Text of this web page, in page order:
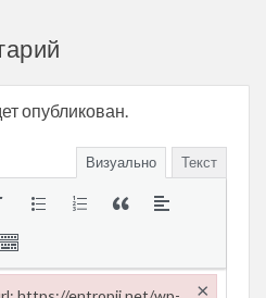
опубликован.
Визуально Текст
×